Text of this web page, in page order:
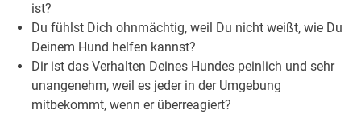
ist?
Du fühlst Dich ohnmächtig, weil Du nicht weißt, wie Du
Deinem Hund helfen kannst?
Dir ist das Verhalten Deines Hundes peinlich und sehr
unangenehm, weil es jeder in der Umgebung
mitbekommt, wenn er überreagiert?